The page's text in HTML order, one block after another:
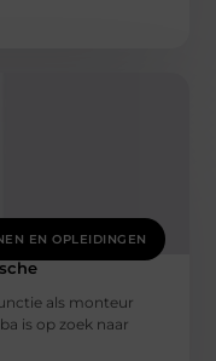
EN OPLEIDINGEN
als monteur
is op zoek naar